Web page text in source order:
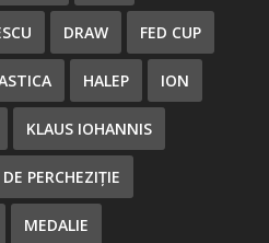
DRAW FED CUP
HALEP ION
KLAUS IOHANNIS
PERCHEZIȚIE
MEDALIE